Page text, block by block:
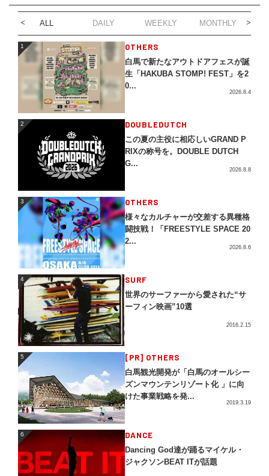
ALL DAILY WEEKLY MONTHLY
1 OTHERS
白馬で新たなアウトドアフェスが誕
生「HAKUBA STOMP! FEST」を2
0...
2026.8.4
2 DOUBLEDUTCH
この夏の主役に相応しいGRAND P
RIXの称号を。DOUBLE DUTCH
G...
2026.8.8
3 OTHERS
様々なカルチャーが交差する異種格
闘技戦！「FREESTYLE SPACE 20
2...
2026.8.6
4 SURF
世界のサーファーから愛された“サ
ーフィン映画”10選
2016.2.15
5 [PR] OTHERS
白馬観光開発が「白馬のオールシー
ズンマウンテンリゾート化 」に向
けた事業戦略を発...
2019.3.19
6 DANCE
Dancing God達が踊るマイケル・
ジャクソンBEAT ITが話題